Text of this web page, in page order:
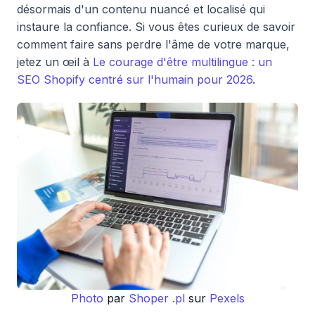
désormais d'un contenu nuancé et localisé qui
instaure la confiance. Si vous êtes curieux de savoir
comment faire sans perdre l'âme de votre marque,
jetez un œil à Le courage d'être multilingue : un
SEO Shopify centré sur l'humain pour 2026.
Photo par Shoper .pl sur Pexels